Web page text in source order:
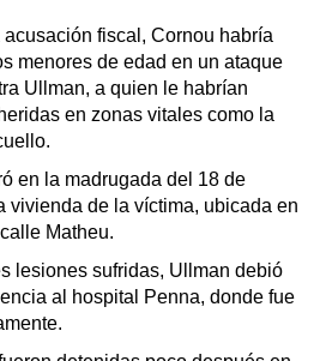
fiscal, Cornou habría
menores de edad en un ataque
Ullman, a quien le habrían
en zonas vitales como la
en la madrugada del 18 de
vivienda de la víctima, ubicada en
Matheu.
lesiones sufridas, Ullman debió
al hospital Penna, donde fue